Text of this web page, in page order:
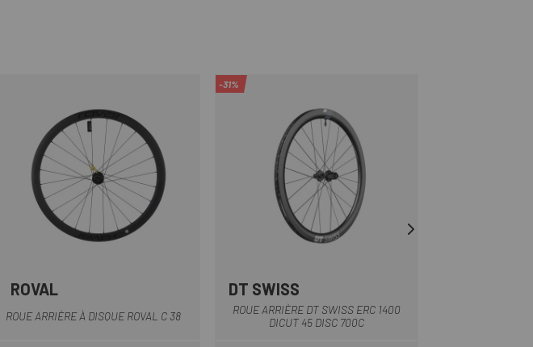
ROVAL
ROUE ARRIÈRE À DISQUE ROVAL C 38
-31%
DT SWISS
ROUE ARRIÈRE DT SWISS ERC 1400
DICUT 45 DISC 700C